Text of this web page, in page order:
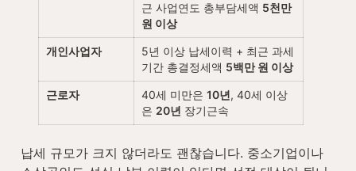
근 사업연도 총부담세액 5천만
원 이상
개인사업자
5년 이상 납세이력 + 최근 과세
기간 총결정세액 5백만 원 이상
근로자 40세 미만은 10년, 40세 이상
은 20년 장기근속
납세 규모가 크지 않더라도 괜찮습니다. 중소기업이나